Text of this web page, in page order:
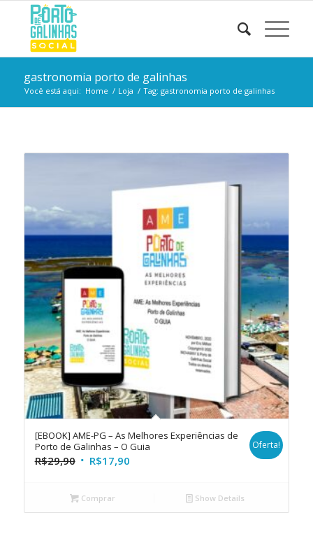
gastronomia porto de galinhas
Você está aqui: Home / Loja / Tag: gastronomia porto de galinhas
[EBOOK] AME-PG – As Melhores Experiências de
Porto de Galinhas – O Guia
R$29,90 R$17,90
Oferta!
Comprar Show Details